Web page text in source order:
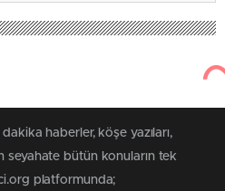
haberler, köşe yazıları,
seyahate bütün konuların tek
platformunda;